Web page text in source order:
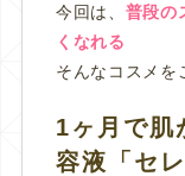
今回は、 普段の
くなれる
そんなコスメを
1ヶ月で肌
容液「セ